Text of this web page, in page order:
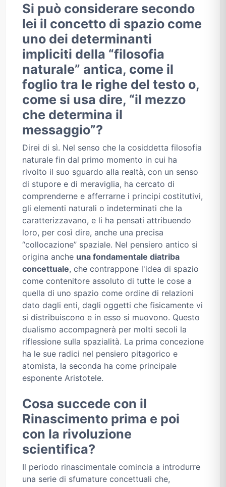
Si può considerare secondo
lei il concetto di spazio come
uno dei determinanti
impliciti della “filosofia
naturale” antica, come il
foglio tra le righe del testo o,
come si usa dire, “il mezzo
che determina il
messaggio”?
Direi di sì. Nel senso che la cosiddetta filosofia
naturale fin dal primo momento in cui ha
rivolto il suo sguardo alla realtà, con un senso
di stupore e di meraviglia, ha cercato di
comprenderne e afferrarne i principi costitutivi,
gli elementi naturali o indeterminati che la
caratterizzavano, e li ha pensati attribuendo
loro, per così dire, anche una precisa
“collocazione” spaziale. Nel pensiero antico si
origina anche una fondamentale diatriba
concettuale, che contrappone l'idea di spazio
come contenitore assoluto di tutte le cose a
quella di uno spazio come ordine di relazioni
dato dagli enti, dagli oggetti che fisicamente vi
si distribuiscono e in esso si muovono. Questo
dualismo accompagnerà per molti secoli la
riflessione sulla spazialità. La prima concezione
ha le sue radici nel pensiero pitagorico e
atomista, la seconda ha come principale
esponente Aristotele.
Cosa succede con il
Rinascimento prima e poi
con la rivoluzione
scientifica?
Il periodo rinascimentale comincia a introdurre
una serie di sfumature concettuali che,